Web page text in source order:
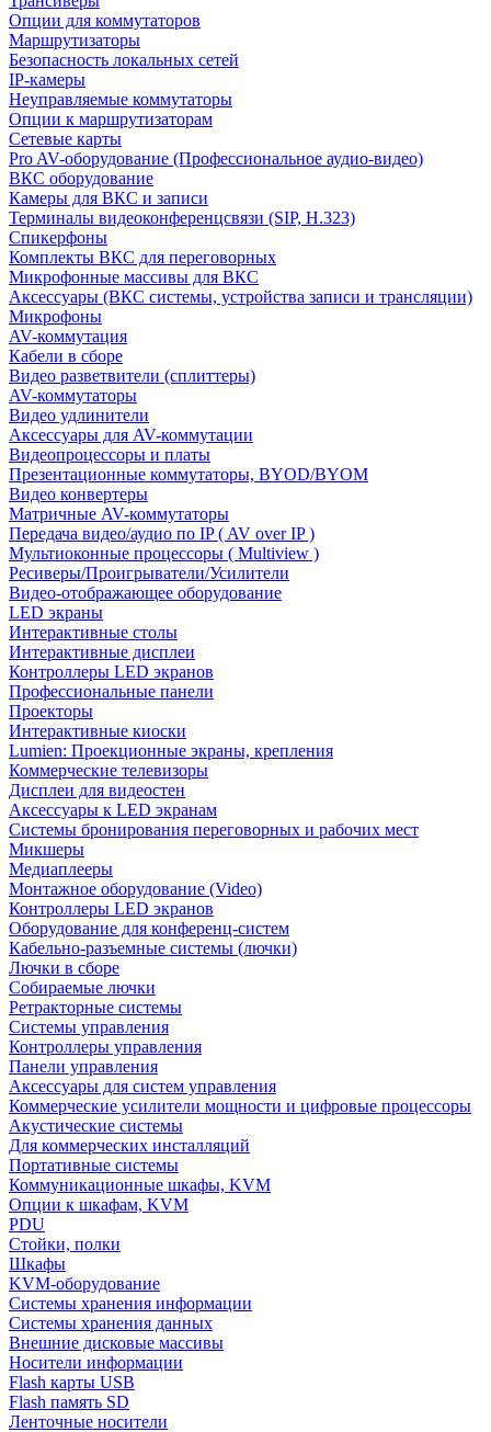
Опции для коммутаторов
Маршрутизаторы
Безопасность локальных сетей
IP-камеры
Неуправляемые коммутаторы
Опции к маршрутизаторам
Сетевые карты
Pro AV-оборудование (Профессиональное аудио-видео)
ВКС оборудование
Камеры для ВКС и записи
Терминалы видеоконференцсвязи (SIP, H.323)
Спикерфоны
Комплекты ВКС для переговорных
Микрофонные массивы для ВКС
Аксессуары (ВКС системы, устройства записи и трансляции)
Микрофоны
AV-коммутация
Кабели в сборе
Видео разветвители (сплиттеры)
AV-коммутаторы
Видео удлинители
Аксессуары для AV-коммутации
Видеопроцессоры и платы
Презентационные коммутаторы, BYOD/BYOM
Видео конвертеры
Матричные AV-коммутаторы
Передача видео/аудио по IP ( AV over IP )
Мультиоконные процессоры ( Multiview )
Ресиверы/Проигрыватели/Усилители
Видео-отображающее оборудование
LED экраны
Интерактивные столы
Интерактивные дисплеи
Контроллеры LED экранов
Профессиональные панели
Проекторы
Интерактивные киоски
Lumien: Проекционные экраны, крепления
Коммерческие телевизоры
Дисплеи для видеостен
Аксессуары к LED экранам
Системы бронирования переговорных и рабочих мест
Микшеры
Медиаплееры
Монтажное оборудование (Video)
Контроллеры LED экранов
Оборудование для конференц-систем
Кабельно-разъемные системы (лючки)
Лючки в сборе
Собираемые лючки
Ретракторные системы
Системы управления
Контроллеры управления
Панели управления
Аксессуары для систем управления
Коммерческие усилители мощности и цифровые процессоры
Акустические системы
Для коммерческих инсталляций
Портативные системы
Коммуникационные шкафы, KVM
Опции к шкафам, KVM
PDU
Стойки, полки
Шкафы
KVM-оборудование
Системы хранения информации
Системы хранения данных
Внешние дисковые массивы
Носители информации
Flash карты USB
Flash память SD
Ленточные носители